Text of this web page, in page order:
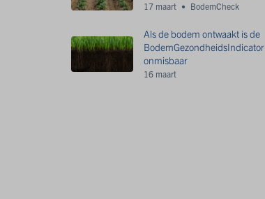
17 maart BodemCheck
Als de bodem ontwaakt is de
BodemGezondheidsIndicator
onmisbaar
16 maart